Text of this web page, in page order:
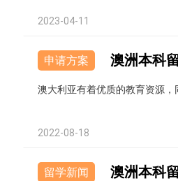
2023-04-11
申请方案 澳洲本科
澳大利亚有着优质的教育资源
2022-08-18
留学新闻 澳洲本科